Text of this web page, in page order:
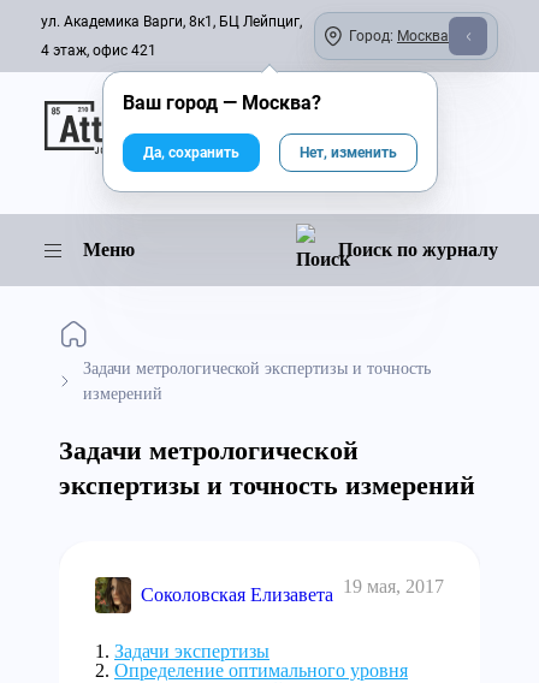
ул. Академика Варги, 8к1, БЦ Лейпциг,
4 этаж, офис 421
Город: Москва
Онлайн-журнал
Меню Поиск по журналу
Задачи метрологической экспертизы и точность
измерений
Задачи метрологической
экспертизы и точность измерений
Соколовская Елизавета 19 мая, 2017
Задачи экспертизы
Определение оптимального уровня
Ваш город — Москва?
Да, сохранить Нет, изменить